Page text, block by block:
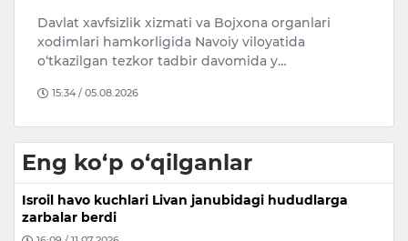
Davlat xavfsizlik xizmati va Bojxona organlari
xodimlari hamkorligida Navoiy viloyatida
o‘tkazilgan tezkor tadbir davomida y…
15:34 / 05.08.2026
Eng ko‘p o‘qilganlar
Isroil havo kuchlari Livan janubidagi hududlarga
zarbalar berdi